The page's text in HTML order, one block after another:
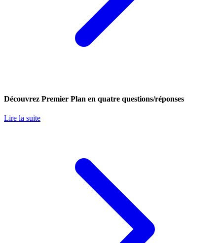
Découvrez Premier Plan en quatre questions/réponses
Lire la suite